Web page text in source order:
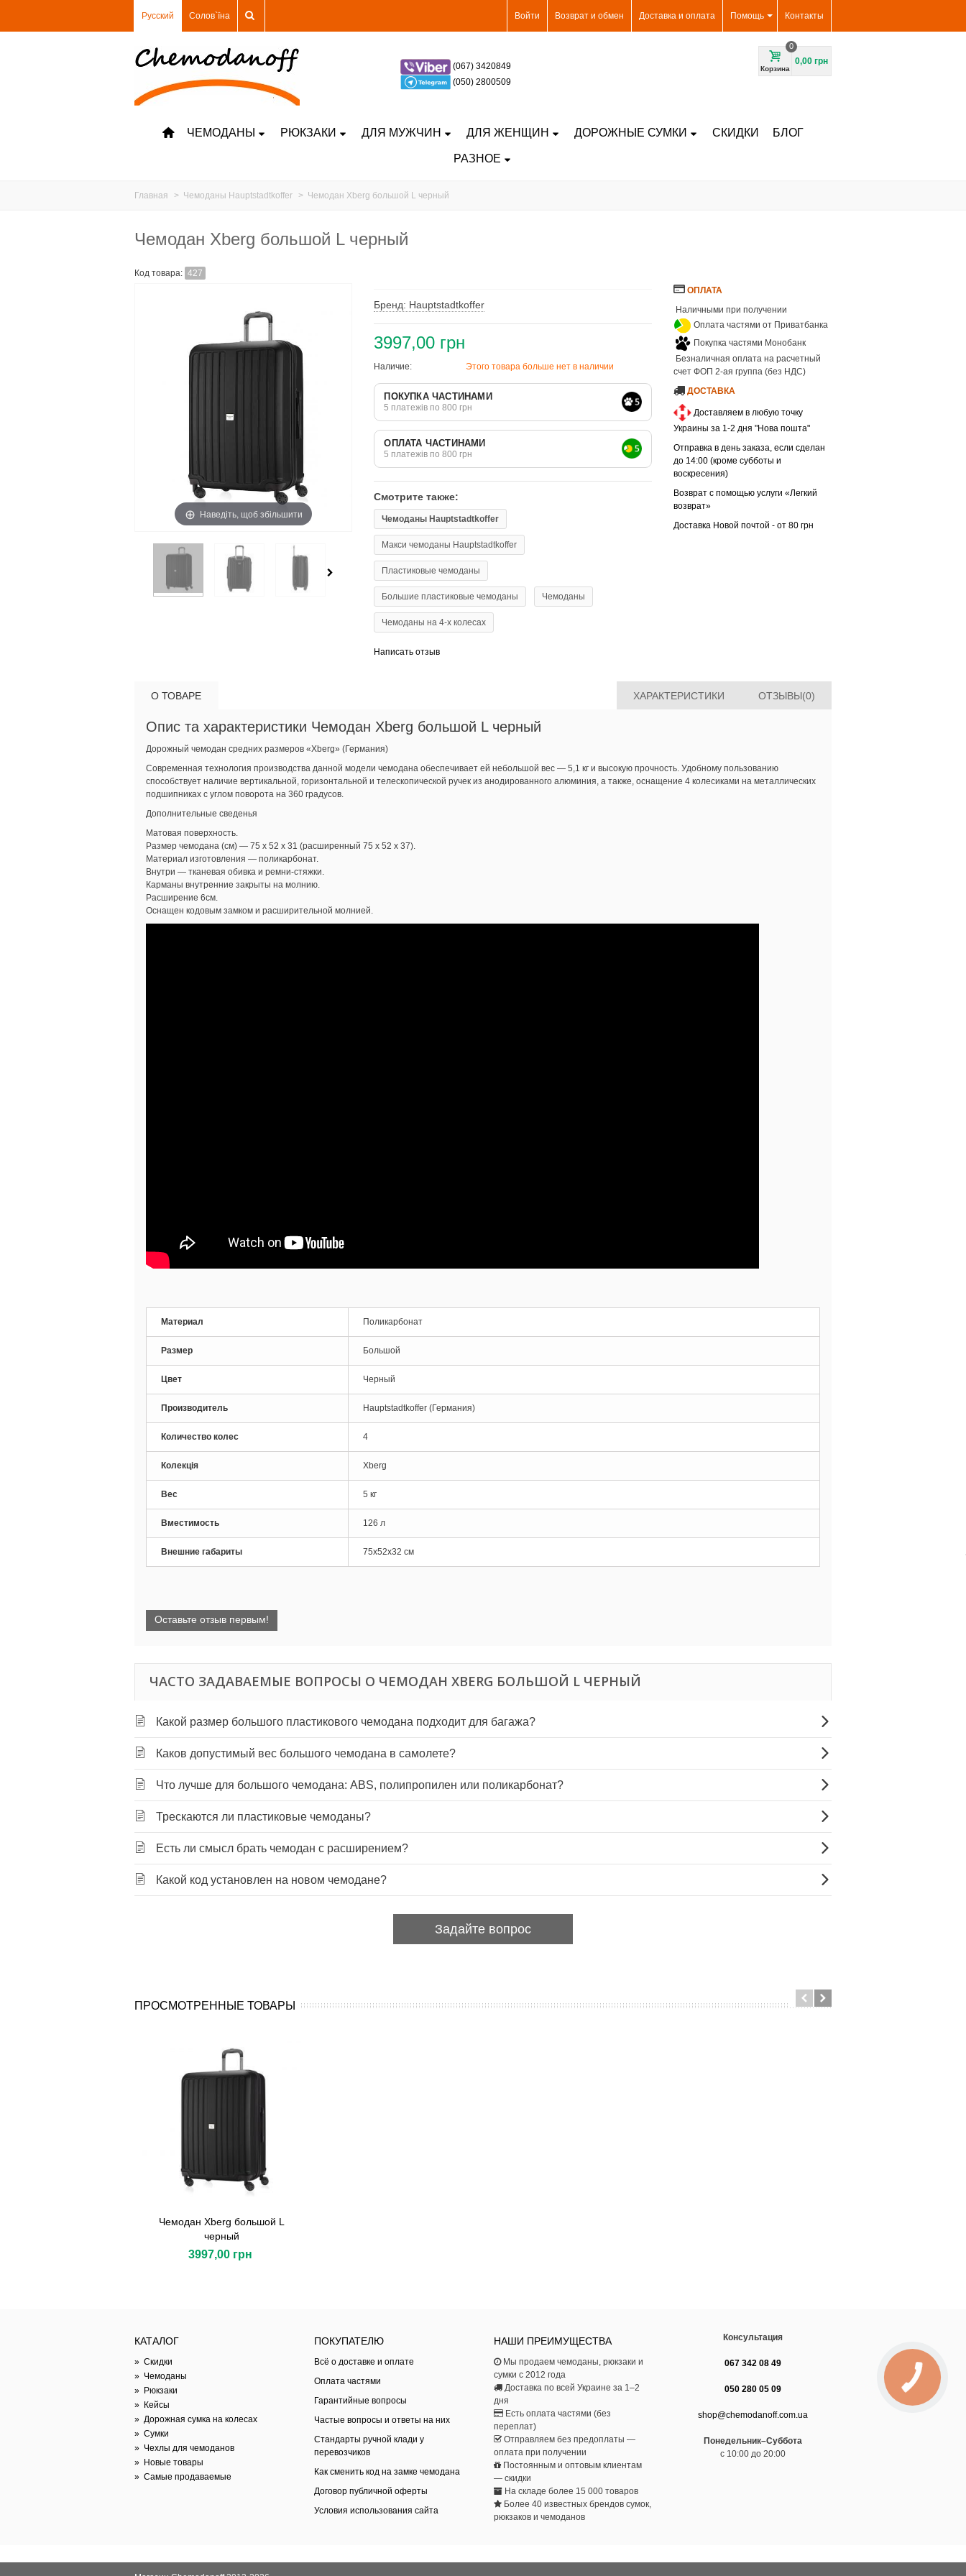
Контакты
Помощь
Доставка и оплата
Возврат и обмен
Войти
Русский Солов`їна
(067) 3420849
(050) 2800509
Корзина
0
0,00 грн
ЧЕМОДАНЫ РЮКЗАКИ ДЛЯ МУЖЧИН ДЛЯ ЖЕНЩИН ДОРОЖНЫЕ СУМКИ СКИДКИ БЛОГ
РАЗНОЕ
Главная > Чемоданы Hauptstadtkoffer > Чемодан Xberg большой L черный
Чемодан Xberg большой L черный
Код товара: 427
Наведіть, щоб збільшити
Бренд: Hauptstadtkoffer
3997,00 грн
Наличие: Этого товара больше нет в наличии
ПОКУПКА ЧАСТИНАМИ
5 платежів по 800 грн
ОПЛАТА ЧАСТИНАМИ
5 платежів по 800 грн
Смотрите также:
Чемоданы Hauptstadtkoffer
Макси чемоданы Hauptstadtkoffer
Пластиковые чемоданы
Большие пластиковые чемоданы Чемоданы
Чемоданы на 4-х колесах
Написать отзыв
ОПЛАТА
Наличными при получении
Оплата частями от Приватбанка
Покупка частями Монобанк
Безналичная оплата на расчетный
счет ФОП 2-ая группа (без НДС)
ДОСТАВКА
Доставляем в любую точку
Украины за 1-2 дня "Нова пошта"
Отправка в день заказа, если сделан
до 14:00 (кроме субботы и
воскресения)
Возврат с помощью услуги «Легкий
возврат»
Доставка Новой почтой - от 80 грн
О ТОВАРЕ ХАРАКТЕРИСТИКИ ОТЗЫВЫ(0)
Опис та характеристики Чемодан Xberg большой L черный
Дорожный чемодан средних размеров «Xberg» (Германия)
Современная технология производства данной модели чемодана обеспечивает ей небольшой вес — 5,1 кг и высокую прочность. Удобному пользованию
способствует наличие вертикальной, горизонтальной и телескопической ручек из анодированного алюминия, а также, оснащение 4 колесиками на металлических
подшипниках с углом поворота на 360 градусов.
Дополнительные сведенья
Матовая поверхность.
Размер чемодана (см) — 75 х 52 х 31 (расширенный 75 х 52 х 37).
Материал изготовления — поликарбонат.
Внутри — тканевая обивка и ремни-стяжки.
Карманы внутренние закрыты на молнию.
Расширение 6см.
Оснащен кодовым замком и расширительной молнией.
Материал Поликарбонат
Размер Большой
Цвет Черный
Производитель Hauptstadtkoffer (Германия)
Количество колес 4
Колекція Xberg
Вес 5 кг
Вместимость 126 л
Внешние габариты 75х52х32 см
Оставьте отзыв первым!
ЧАСТО ЗАДАВАЕМЫЕ ВОПРОСЫ О ЧЕМОДАН XBERG БОЛЬШОЙ L ЧЕРНЫЙ
Какой размер большого пластикового чемодана подходит для багажа?
Каков допустимый вес большого чемодана в самолете?
Что лучше для большого чемодана: ABS, полипропилен или поликарбонат?
Трескаются ли пластиковые чемоданы?
Есть ли смысл брать чемодан с расширением?
Какой код установлен на новом чемодане?
Задайте вопрос
ПРОСМОТРЕННЫЕ ТОВАРЫ
Чемодан Xberg большой L
черный
3997,00 грн
КАТАЛОГ
» Скидки
» Чемоданы
» Рюкзаки
» Кейсы
» Дорожная сумка на колесах
» Сумки
» Чехлы для чемоданов
» Новые товары
» Самые продаваемые
ПОКУПАТЕЛЮ
Всё о доставке и оплате
Оплата частями
Гарантийные вопросы
Частые вопросы и ответы на них
Стандарты ручной клади у
перевозчиков
Как сменить код на замке чемодана
Договор публичной оферты
Условия использования сайта
НАШИ ПРЕИМУЩЕСТВА
Мы продаем чемоданы, рюкзаки и
сумки с 2012 года
Доставка по всей Украине за 1–2
дня
Есть оплата частями (без
переплат)
Отправляем без предоплаты —
оплата при получении
Постоянным и оптовым клиентам
— скидки
На складе более 15 000 товаров
Более 40 известных брендов сумок,
рюкзаков и чемоданов
Консультация
067 342 08 49
050 280 05 09
shop@chemodanoff.com.ua
Понедельник–Суббота
с 10:00 до 20:00